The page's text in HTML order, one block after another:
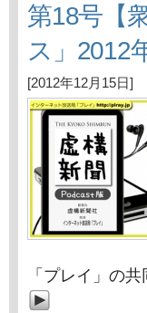
第18号【
ス」2012
[2012年12月15日]
「プレイ」の